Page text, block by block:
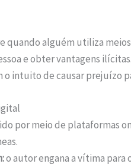
quando alguém utiliza
e obter vantagens
o intuito de causar prejuízo
por meio de plataformas
o autor engana a vítima